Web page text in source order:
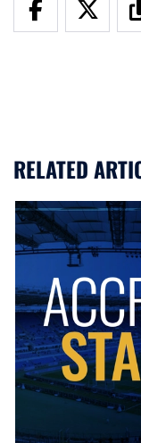
RELATED